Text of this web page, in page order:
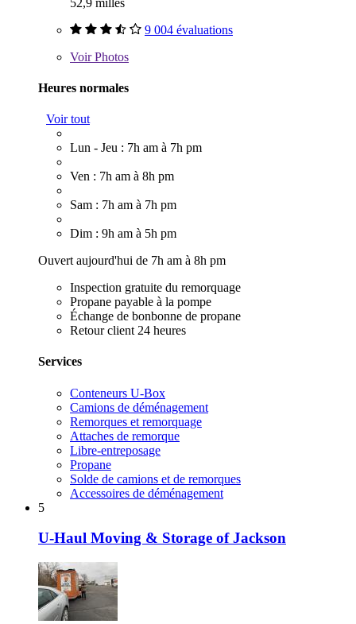
9 004 évaluations
VoirPhotos
Heures normales
Voir tout
Lun - Jeu : 7h am à 7h pm
Ven : 7h am à 8h pm
Sam : 7h am à 7h pm
Dim : 9h am à 5h pm
Ouvert aujourd'hui de 7h am à 8h pm
Inspection gratuite du remorquage
Propane payable à la pompe
Échange de bonbonne de propane
Retour client 24 heures
Services
Conteneurs U-Box
Camions de déménagement
Remorques et remorquage
Attaches de remorque
Libre-entreposage
Propane
Solde de camions et de remorques
Accessoires de déménagement
5
U-Haul Moving & Storage of Jackson